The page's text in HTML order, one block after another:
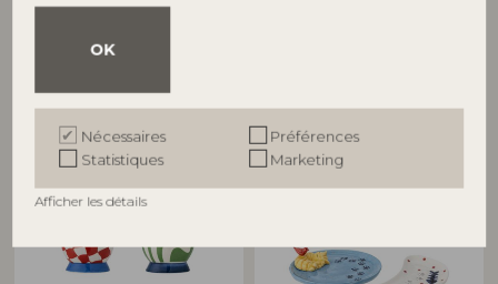
OK
Nécessaires
Préférences
Statistiques
Marketing
Afficher les détails
D16xH1,5 cm, Set of 4
74,90